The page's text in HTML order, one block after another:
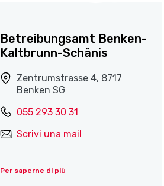
Betreibungsamt Benken-
Kaltbrunn-Schänis
Zentrumstrasse 4, 8717
Benken SG
055 293 30 31
Scrivi una mail
Per saperne di più